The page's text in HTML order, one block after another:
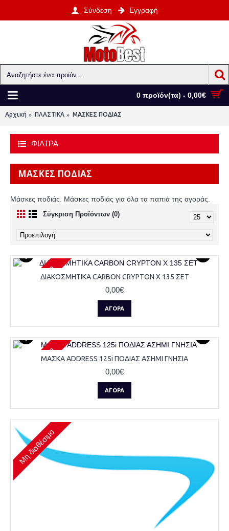
Σύνδεση Εγγραφή
0 προϊόν(τα) - 0,00€
Αρχική ΠΛΑΣΤΙΚΑ ΜΑΣΚΕΣ ΠΟΔΙΑΣ
ΦΙΛΤΡΑ
ΜΑΣΚΕΣ ΠΟΔΙΑΣ
Μάσκες ποδιάς. Μάσκες ποδιάς για όλα τα παπιά της αγοράς.
Σύγκριση Προϊόντων (0)
Μη διαθέσιμο
ΔΙΑΚΟΣΜΗΤΙΚΑ CARBON CRYPTON X 135 ΣΕΤ
0,00€
ΑΓΟΡΆ
Μη διαθέσιμο
ΜΑΣΚΑ ADDRESS 125i ΠΟΔΙΑΣ ΑΣΗΜΙ ΓΝΗΣΙΑ
0,00€
ΑΓΟΡΆ
Μη διαθέσιμο